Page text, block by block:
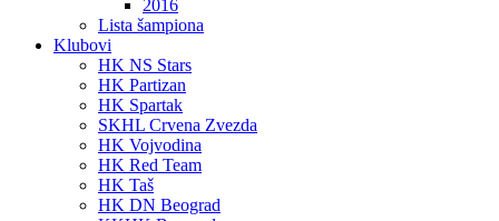
2016
Lista šampiona
Klubovi
HK NS Stars
HK Partizan
HK Spartak
SKHL Crvena Zvezda
HK Vojvodina
HK Red Team
HK Taš
HK DN Beograd